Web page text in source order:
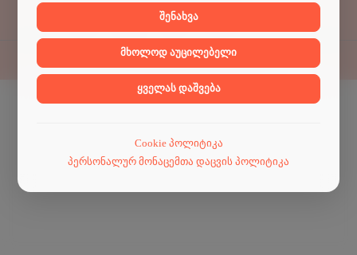
© 2024სამშენებლო ფაკულტეტი
შენახვა
მხოლოდ აუცილებელი
ყველას დაშვება
Cookie პოლიტიკა
პერსონალურ მონაცემთა დაცვის პოლიტიკა